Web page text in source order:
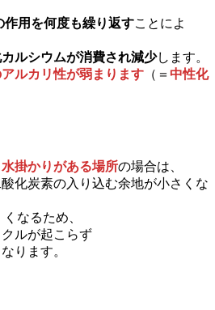
作用を何度も繰り返すことによ
ルシウムが消費され減少します。
ルカリ性が弱まります （＝ 中性化
水掛かりがある場所の場合は、
化炭素の入り込む余地が小さくな
なるため、
ルが起こらず
なります。